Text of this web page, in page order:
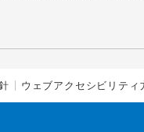
ウェブアクセシビリティ